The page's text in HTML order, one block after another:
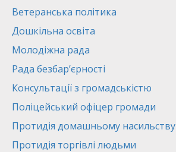
Ветеранська політика
Дошкільна освіта
Молодіжна рада
Рада безбар’єрності
Консультації з громадськістю
Поліцейський офіцер громади
Протидія домашньому насильству
Протидія торгівлі людьми